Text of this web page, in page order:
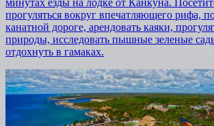
прогуляться вокруг впечатляющего рифа,
канатной дороге, арендовать каяки,
природы, исследовать пышные зеленые
отдохнуть в гамаках.